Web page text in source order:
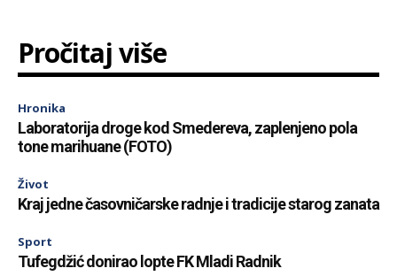
Pročitaj više
Hronika
Laboratorija droge kod Smedereva, zaplenjeno pola
tone marihuane (FOTO)
Život
Kraj jedne časovničarske radnje i tradicije starog zanata
Sport
Tufegdžić donirao lopte FK Mladi Radnik